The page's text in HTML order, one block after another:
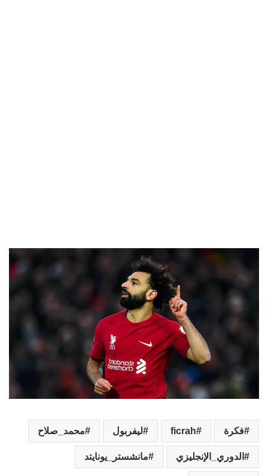
فكرة ficrah ليفربول محمد_صلاح
الدوري_الإنجليزي مانشستر_يونايتد